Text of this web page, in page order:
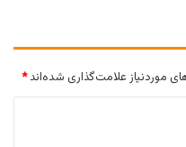
موردنیاز علامت‌گذاری شده‌اند*